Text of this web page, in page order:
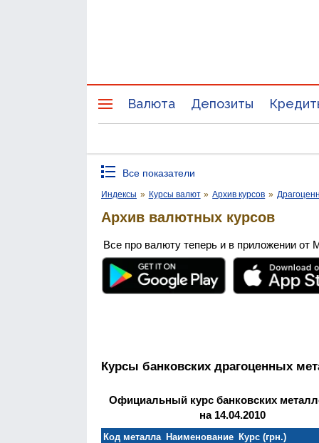
Валюта Депозиты
Все показатели
Индексы » Курсы валют » Архив курсов »
Архив валютных курсов
Все про валюту теперь и в приложении от
Курсы банковских драгоценных
Официальный курс банковских
на 14.04.2010
Код металла Наименование Курс (грн.)